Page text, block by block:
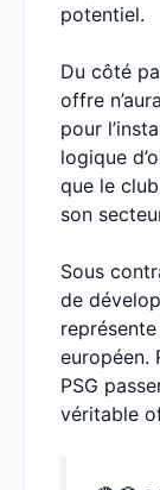
potentiel.
Du côté
offre
pour
logique
que le
son
Sous
de
européen.
PSG
véritable